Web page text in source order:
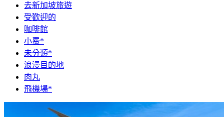
去新加坡旅遊
受歡迎的
咖啡館
小费*
未分類*
浪漫目的地
肉丸
飛機場*